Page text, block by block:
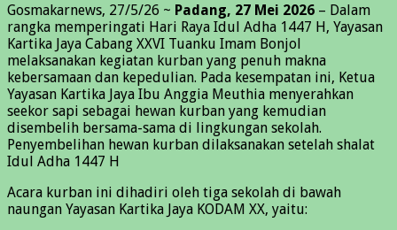
Gosmakarnews, 27/5/26 ~ Padang, 27 Mei 2026 – Dalam
rangka memperingati Hari Raya Idul Adha 1447 H, Yayasan
Kartika Jaya Cabang XXVI Tuanku Imam Bonjol
melaksanakan kegiatan kurban yang penuh makna
kebersamaan dan kepedulian. Pada kesempatan ini, Ketua
Yayasan Kartika Jaya Ibu Anggia Meuthia menyerahkan
seekor sapi sebagai hewan kurban yang kemudian
disembelih bersama-sama di lingkungan sekolah.
Penyembelihan hewan kurban dilaksanakan setelah shalat
Idul Adha 1447 H
Acara kurban ini dihadiri oleh tiga sekolah di bawah
naungan Yayasan Kartika Jaya KODAM XX, yaitu: